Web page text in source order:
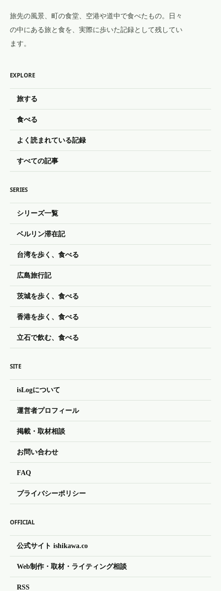
旅先の風景、町の食堂、空港や道中で食べたもの。日々
の中にある旅と食を、実際に歩いた記録として残してい
ます。
EXPLORE
旅する
食べる
よく読まれている記録
すべての記事
SERIES
シリーズ一覧
ベルリン滞在記
台湾を歩く、食べる
広島旅行記
茨城を歩く、食べる
香港を歩く、食べる
立石で飲む、食べる
SITE
isLogについて
運営者プロフィール
掲載・取材相談
お問い合わせ
FAQ
プライバシーポリシー
OFFICIAL
公式サイト ishikawa.co
Web制作・取材・ライティング相談
RSS